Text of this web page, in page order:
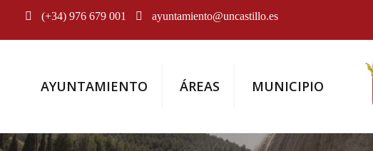
(+34) 976 679 001 ayuntamiento@uncastillo.es
AYUNTAMIENTO ÁREAS MUNICIPIO